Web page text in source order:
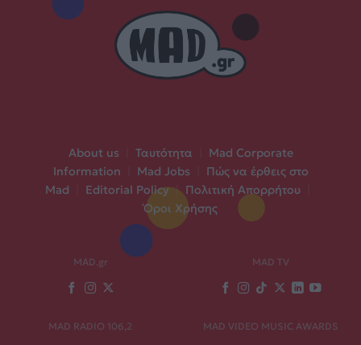
About us Ταυτότητα
Mad Corporate
Information
Mad Jobs
Πώς να έρθεις στο
Mad
Editorial Policy | Πολιτική Απορρήτου
Όροι Χρήσης
MAD.gr MAD TV
MAD RADIO 106,2 MAD VIDEO MUSIC AWARDS